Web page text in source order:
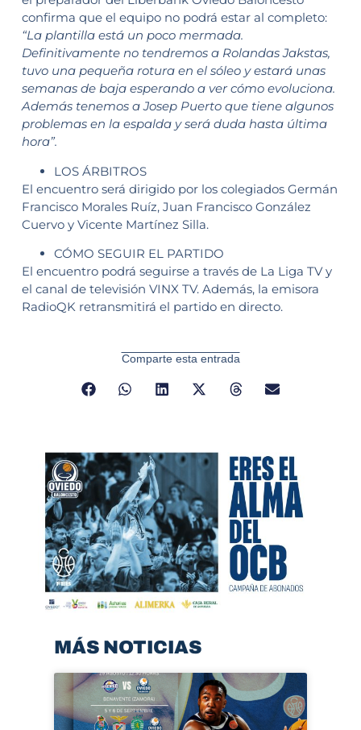
confirma que el equipo no podrá estar al completo:
“La plantilla está un poco mermada.
Definitivamente no tendremos a Rolandas Jakstas,
tuvo una pequeña rotura en el sóleo y estará unas
semanas de baja esperando a ver cómo evoluciona.
Además tenemos a Josep Puerto que tiene algunos
problemas en la espalda y será duda hasta última
hora”.
LOS ÁRBITROS
El encuentro será dirigido por los colegiados Germán
Francisco Morales Ruíz, Juan Francisco González
Cuervo y Vicente Martínez Silla.
CÓMO SEGUIR EL PARTIDO
El encuentro podrá seguirse a través de La Liga TV y
el canal de televisión VINX TV. Además, la emisora
RadioQK retransmitirá el partido en directo.
Comparte esta entrada
MÁS NOTICIAS